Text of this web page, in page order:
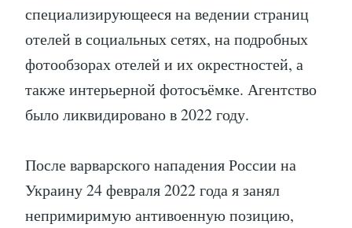
специализирующееся на ведении страниц
отелей в социальных сетях, на подробных
фотообзорах отелей и их окрестностей, а
также интерьерной фотосъёмке. Агентство
было ликвидировано в 2022 году.
После варварского нападения России на
Украину 24 февраля 2022 года я занял
непримиримую антивоенную позицию,